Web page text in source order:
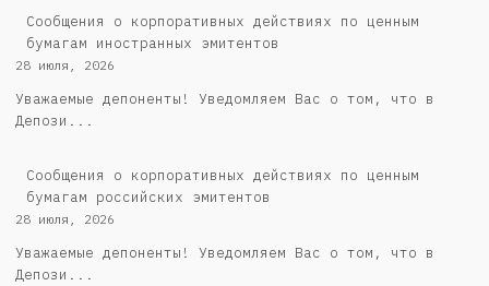
Сообщения о корпоративных действиях по ценным
бумагам иностранных эмитентов
28 июля, 2026
Уважаемые депоненты! Уведомляем Вас о том, что в
Депози...
Cообщения о корпоративных действиях по ценным
бумагам российских эмитентов
28 июля, 2026
Уважаемые депоненты! Уведомляем Вас о том, что в
Депози...